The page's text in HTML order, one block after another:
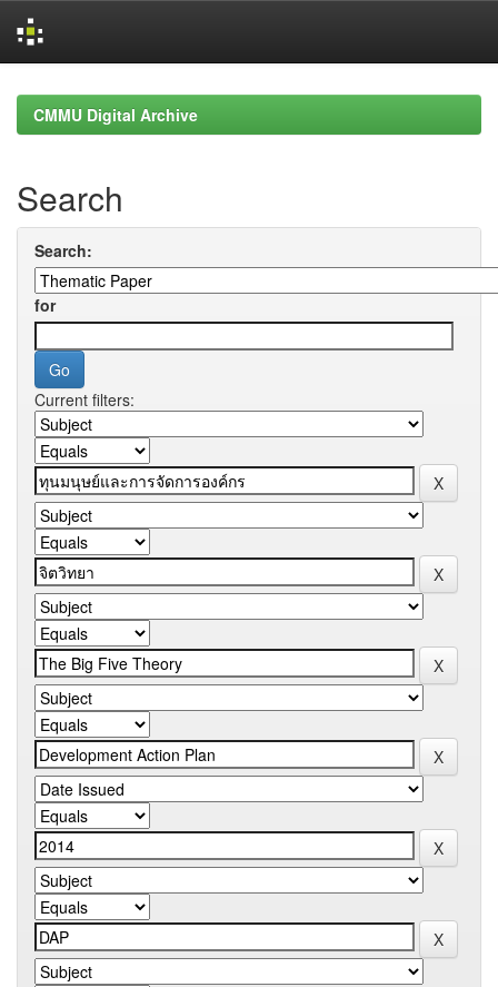
navigationCMMU Digital Archive
Search
Search:
for
Current filters: